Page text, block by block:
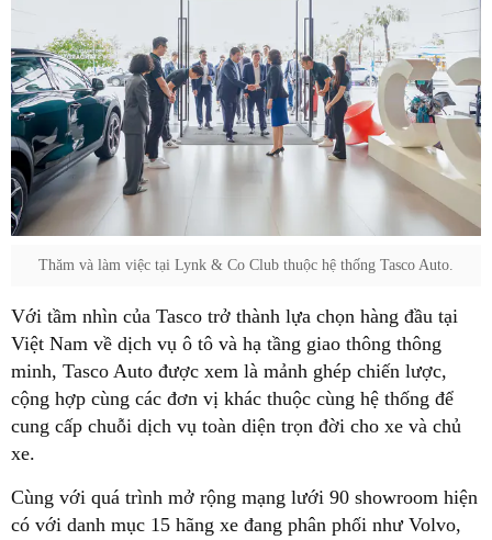
Thăm và làm việc tại Lynk & Co Club thuộc hệ thống Tasco Auto.
Với tầm nhìn của Tasco trở thành lựa chọn hàng đầu tại
Việt Nam về dịch vụ ô tô và hạ tầng giao thông thông
minh, Tasco Auto được xem là mảnh ghép chiến lược,
cộng hợp cùng các đơn vị khác thuộc cùng hệ thống để
cung cấp chuỗi dịch vụ toàn diện trọn đời cho xe và chủ
xe.
Cùng với quá trình mở rộng mạng lưới 90 showroom hiện
có với danh mục 15 hãng xe đang phân phối như Volvo,